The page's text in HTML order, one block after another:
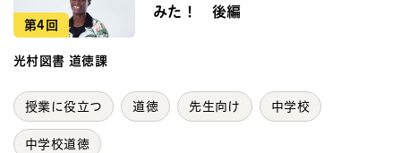
第4回
みた！ 後編
光村図書 道徳課
授業に役立つ 道徳 先生向け 中学校
中学校道徳